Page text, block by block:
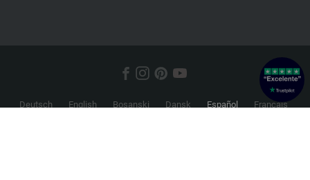
Deutsch English Bosanski Dansk Español
Français